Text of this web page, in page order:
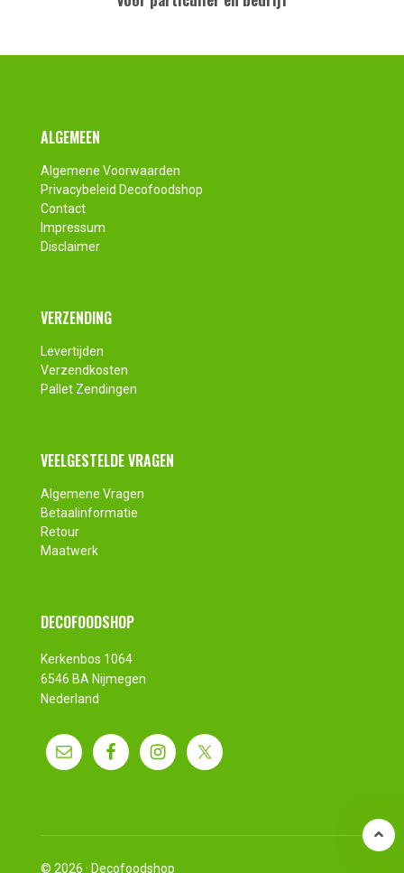
Footer
ALGEMEEN
Algemene Voorwaarden
Privacybeleid Decofoodshop
Contact
Impressum
Disclaimer
VERZENDING
Levertijden
Verzendkosten
Pallet Zendingen
VEELGESTELDE VRAGEN
Algemene Vragen
Betaalinformatie
Retour
Maatwerk
DECOFOODSHOP
Kerkenbos 1064
6546 BA Nijmegen
Nederland
© 2026 · Decofoodshop